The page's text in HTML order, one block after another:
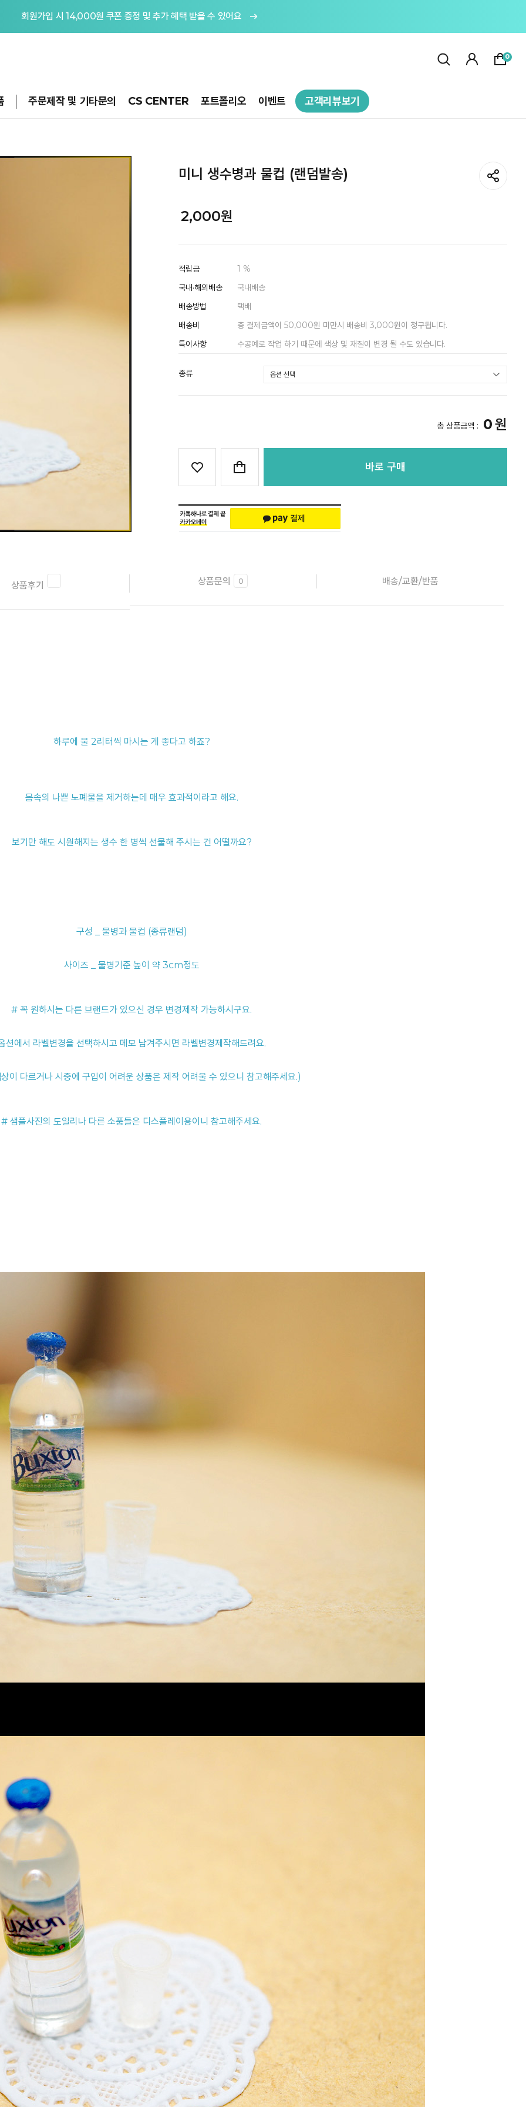
회원가입 시 14,000원 쿠폰 증정 및 추가 혜택 받을 수 있어요
0
주문제작 및 기타문의 CS CENTER 포트폴리오 이벤트 고객리뷰보기
미니 생수병과 물컵 (랜덤발송)
2,000원
적립금
1 %
국내·해외배송
국내배송
배송방법
택배
배송비
총 결제금액이 50,000원 미만시 배송비 3,000원이 청구됩니다.
특이사항
수공예로 작업 하기 때문에 색상 및 재질이 변경 될 수도 있습니다.
종류
총 상품금액 : 0원
바로 구매
상품후기 상품문의 0 배송/교환/반품
하루에 물 2리터씩 마시는 게 좋다고 하죠?
몸속의 나쁜 노폐물을 제거하는데 매우 효과적이라고 해요.
보기만 해도 시원해지는 생수 한 병씩 선물해 주시는 건 어떨까요?
구성 _ 물병과 물컵 (종류랜덤)
사이즈 _ 물병기준 높이 약 3cm정도
# 꼭 원하시는 다른 브랜드가 있으신 경우 변경제작 가능하시구요.
션에서 라벨변경을 선택하시고 메모 남겨주시면 라벨변경제작해드려요.
이 다르거나 시중에 구입이 어려운 상품은 제작 어려울 수 있으니 참고해주세요.)
# 샘플사진의 도일리나 다른 소품들은 디스플레이용이니 참고해주세요.